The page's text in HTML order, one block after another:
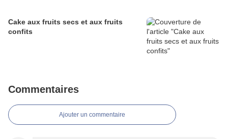
Cake aux fruits secs et aux fruits
confits
Commentaires
Ajouter un commentaire